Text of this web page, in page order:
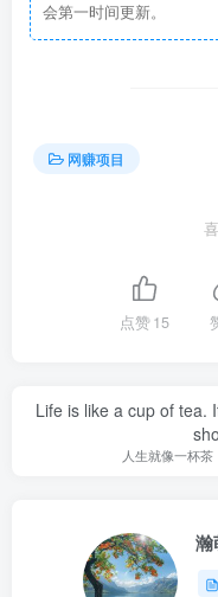
会第一时间更新。
网赚项目
点赞15
Life is like a cup of tea.
人生就像一杯
瀚